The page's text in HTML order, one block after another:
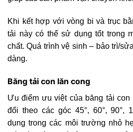
Khi kết hợp với vòng bi và trục
tải này có thể sử dụng tốt trong
chất. Quá trình vệ sinh – bảo trì/
dàng.
Băng tải con lăn cong
Ưu điểm ưu việt của băng tải
đổi theo các góc 45°, 60°, 90°,
dụng trong các môi trường nhỏ